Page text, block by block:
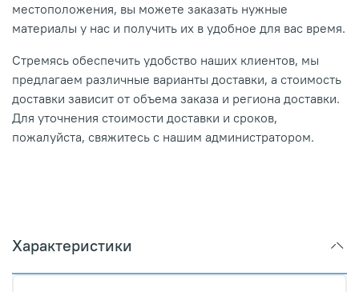
местоположения, вы можете заказать нужные
материалы у нас и получить их в удобное для вас время.
Стремясь обеспечить удобство наших клиентов, мы
предлагаем различные варианты доставки, а стоимость
доставки зависит от объема заказа и региона доставки.
Для уточнения стоимости доставки и сроков,
пожалуйста, свяжитесь с нашим администратором.
Характеристики